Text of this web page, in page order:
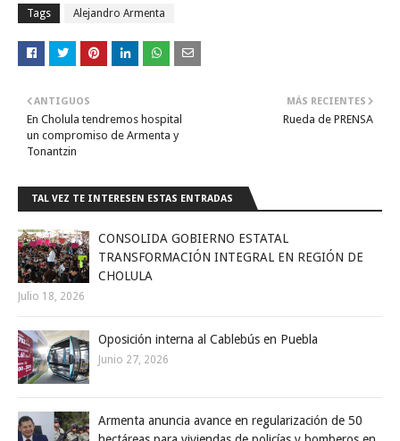
Tags Alejandro Armenta
MÁS RECIENTES
Rueda de PRENSA
ANTIGUOS
En Cholula tendremos hospital
un compromiso de Armenta y
Tonantzin
TAL VEZ TE INTERESEN ESTAS ENTRADAS
CONSOLIDA GOBIERNO ESTATAL
TRANSFORMACIÓN INTEGRAL EN REGIÓN DE
CHOLULA
Julio 18, 2026
Oposición interna al Cablebús en Puebla
Junio 27, 2026
Armenta anuncia avance en regularización de 50